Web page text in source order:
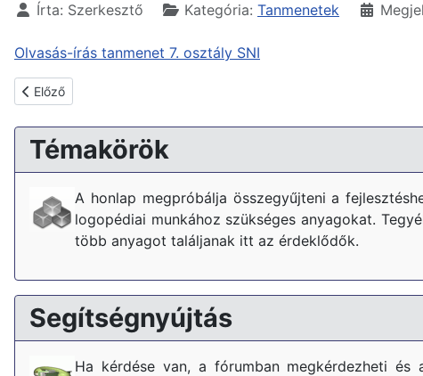
Írta: Szerkesztő Kategória: Tanmenetek
Olvasás-írás tanmenet 7. osztály SNI
Előző cikk: Számolás-mérés tanmenet 7. osztály SNI
Előző
Témakörök
A honlap megpróbálja összegyűjteni a
logopédiai munkához szükséges anyagokat.
több anyagot találjanak itt az érdeklődők.
Segítségnyújtás
Ha kérdése van, a fórumban megkérdezheti és